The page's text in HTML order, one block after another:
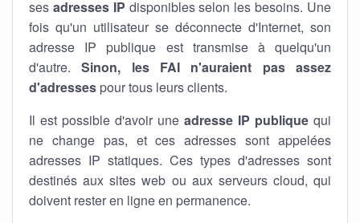
ses adresses IP disponibles selon les besoins. Une
fois qu'un utilisateur se déconnecte d'Internet, son
adresse IP publique est transmise à quelqu'un
d'autre.Sinon, les FAI n'auraient pas assez
d'adresses pour tous leurs clients.
Il est possible d'avoir une adresse IP publique qui
ne change pas, et ces adresses sont appelées
adresses IP statiques. Ces types d'adresses sont
destinés aux sites web ou aux serveurs cloud, qui
doivent rester en ligne en permanence.